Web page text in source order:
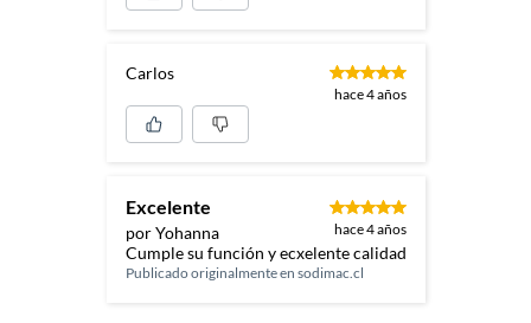
Carlos
hace 4 años
Excelente
por Yohanna hace 4 años
Cumple su función y ecxelente calidad
Publicado originalmente en sodimac.cl